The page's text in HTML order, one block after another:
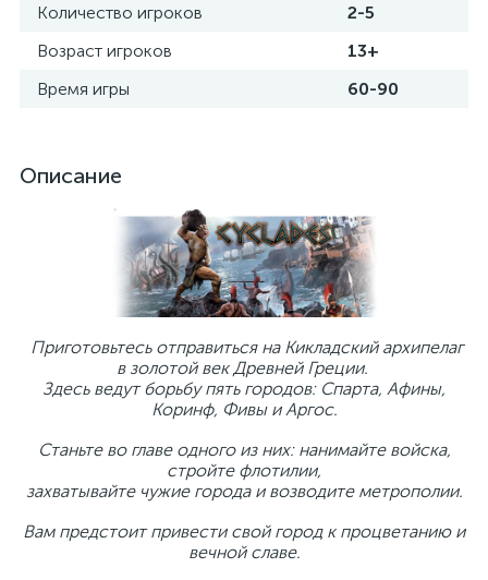
Количество игроков
2-5
Возраст игроков
13+
Время игры
60-90
Описание
Приготовьтесь отправиться на Кикладский архипелаг
в золотой век Древней Греции.
Здесь ведут борьбу пять городов: Спарта, Афины,
Коринф, Фивы и Аргос.
Станьте во главе одного из них: нанимайте войска,
стройте флотилии,
захватывайте чужие города и возводите метрополии.
Вам предстоит привести свой город к процветанию и
вечной славе.